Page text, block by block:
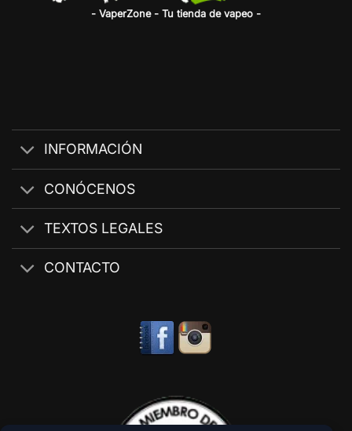
- VaperZone - Tu tienda de vapeo -
INFORMACIÓN
CONÓCENOS
TEXTOS LEGALES
CONTACTO